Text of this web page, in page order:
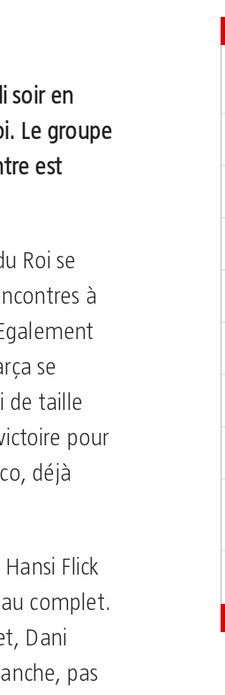
soir en
Le groupe
est
Roi se
à
se
de taille
pour
déjà
Flick
complet.
Dani
pas